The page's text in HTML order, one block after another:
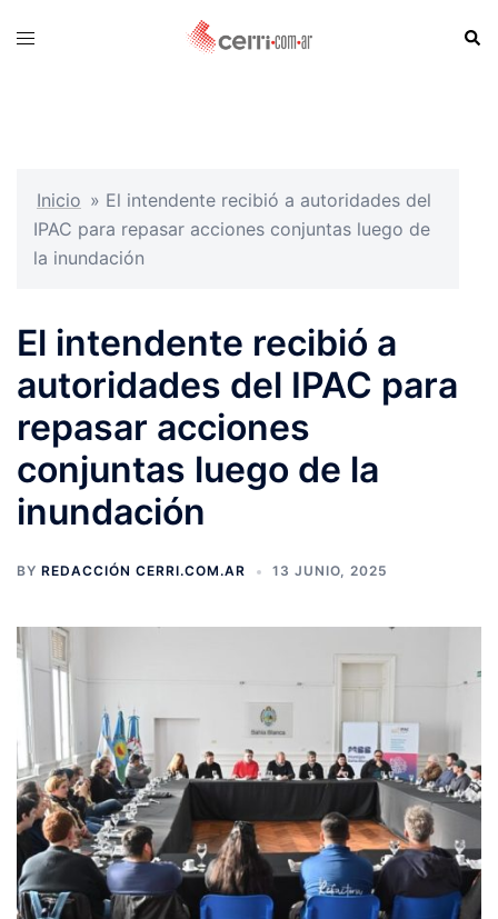
Toggle
Inicio » El intendente recibió a autoridades del
IPAC para repasar acciones conjuntas luego de
la inundación
El intendente recibió a
autoridades del IPAC para
repasar acciones
conjuntas luego de la
inundación
BY REDACCIÓN CERRI.COM.AR 13 JUNIO, 2025